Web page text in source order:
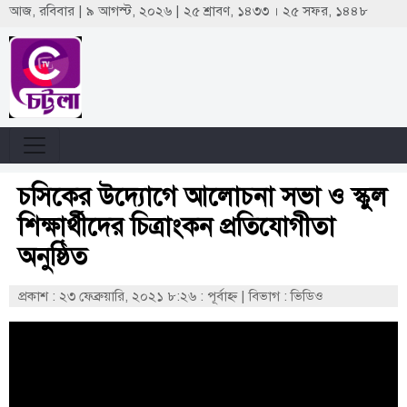
আজ, রবিবার | ৯ আগস্ট, ২০২৬ | ২৫ শ্রাবণ, ১৪৩৩ । ২৫ সফর, ১৪৪৮
চসিকের উদ্যোগে আলোচনা সভা ও স্কুল
শিক্ষার্থীদের চিত্রাংকন প্রতিযোগীতা
অনুষ্ঠিত
প্রকাশ : ২৩ ফেব্রুয়ারি, ২০২১ ৮:২৬ : পূর্বাহ্ণ |বিভাগ : ভিডিও